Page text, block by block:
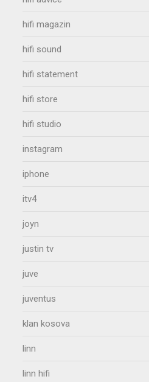
hifi magazin
hifi sound
hifi statement
hifi store
hifi studio
instagram
iphone
itv4
joyn
justin tv
juve
juventus
klan kosova
linn
linn hifi